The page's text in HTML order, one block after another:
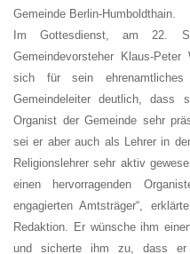
Gemeinde Berlin-Humboldthain.
Im Gottesdienst, am 22.
Gemeindevorsteher Klaus-
sich für sein
Gemeindeleiter deutlich, dass
Organist der Gemeinde sehr
sei er aber auch als Lehrer in
Religionslehrer sehr aktiv
einen hervorragenden
engagierten Amtsträger“,
Redaktion. Er wünsche ihm
und sicherte ihm zu, dass er